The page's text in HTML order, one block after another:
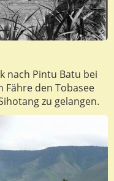
nach Pintu Batu bei
Fähre den Tobasee
zu gelangen.